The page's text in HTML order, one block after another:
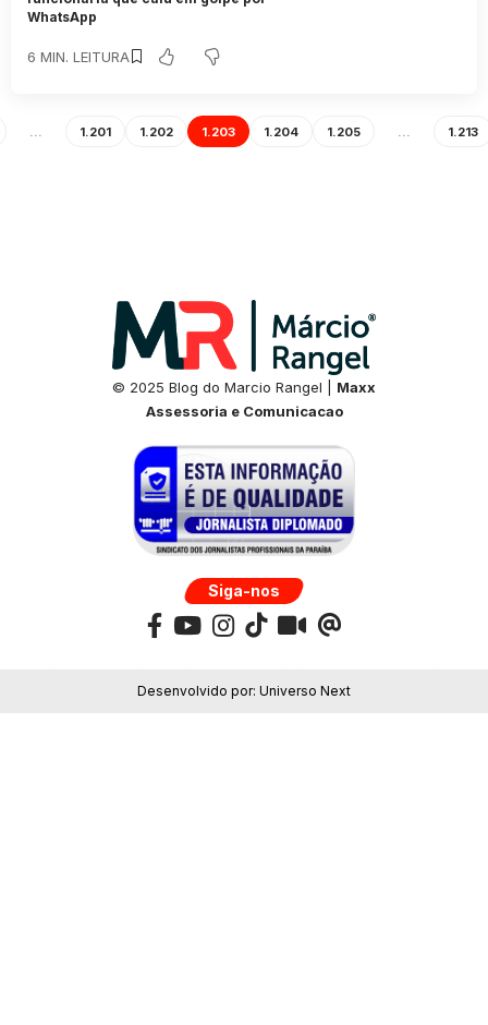
WhatsApp
6 MIN. LEITURA
1.201 1.202 1.203 1.204 1.205 1.213
© 2025 Blog do Marcio Rangel | Maxx
Assessoria e Comunicacao
Siga-nos
Desenvolvido por: Universo Next